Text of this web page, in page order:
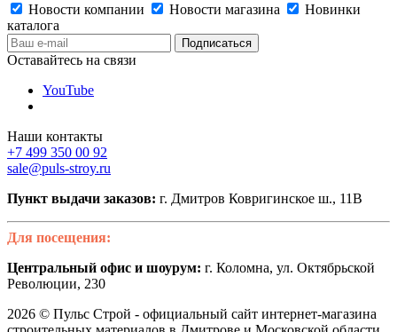
Новости компании
Новости магазина
Новинки
каталога
Оставайтесь на связи
YouTube
Наши контакты
+7 499 350 00 92
sale@puls-stroy.ru
Пункт выдачи заказов: г. Дмитров Ковригинское ш., 11В
Для посещения:
Центральный офис и шоурум: г. Коломна, ул. Октябрьской
Революции, 230
2026 © Пульс Строй - официальный сайт интернет-магазина